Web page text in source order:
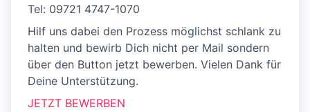
Tel: 09721 4747-1070
Hilf uns dabei den Prozess möglichst schlank zu
halten und bewirb Dich nicht per Mail sondern
über den Button jetzt bewerben. Vielen Dank für
Deine Unterstützung.
JETZT BEWERBEN